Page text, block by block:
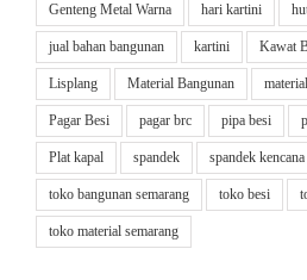
Genteng Metal Warna hari kartini
jual bahan bangunan kartini Kawat
Lisplang Material Bangunan
Pagar Besi pagar brc pipa besi
Plat kapal spandek spandek kencana
toko bangunan semarang toko besi
toko material semarang